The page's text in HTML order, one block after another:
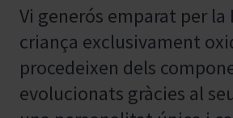
Vi generós emparat per
criança exclusivament
procedeixen dels
evolucionats gràcies al